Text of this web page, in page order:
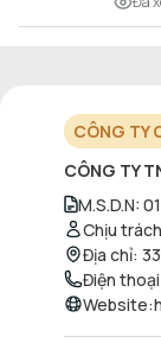
CÔNG TY
CÔNG TY
M.S.D.N:
Chịu
Địa chỉ:
Điện thoại
Website: